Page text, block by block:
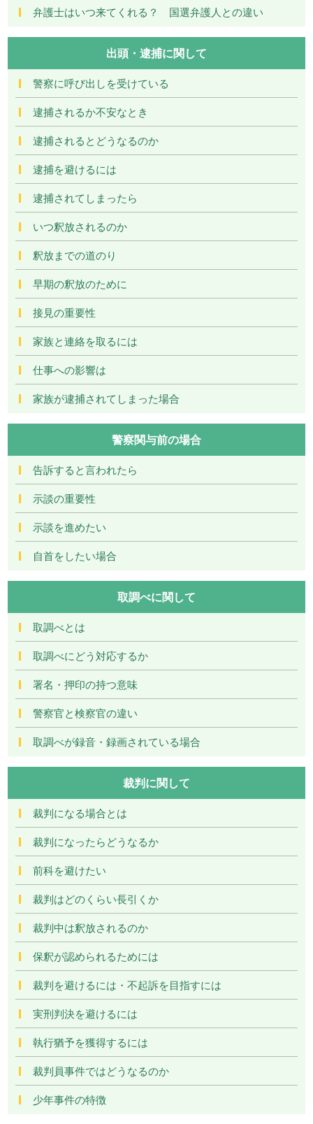
弁護士はいつ来てくれる？ 国選弁護人との違い
出頭・逮捕に関して
警察に呼び出しを受けている
逮捕されるか不安なとき
逮捕されるとどうなるのか
逮捕を避けるには
逮捕されてしまったら
いつ釈放されるのか
釈放までの道のり
早期の釈放のために
接見の重要性
家族と連絡を取るには
仕事への影響は
家族が逮捕されてしまった場合
警察関与前の場合
告訴すると言われたら
示談の重要性
示談を進めたい
自首をしたい場合
取調べに関して
取調べとは
取調べにどう対応するか
署名・押印の持つ意味
警察官と検察官の違い
取調べが録音・録画されている場合
裁判に関して
裁判になる場合とは
裁判になったらどうなるか
前科を避けたい
裁判はどのくらい長引くか
裁判中は釈放されるのか
保釈が認められるためには
裁判を避けるには・不起訴を目指すには
実刑判決を避けるには
執行猶予を獲得するには
裁判員事件ではどうなるのか
少年事件の特徴